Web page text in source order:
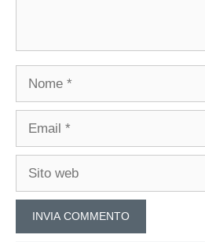
Nome
Email
Sito